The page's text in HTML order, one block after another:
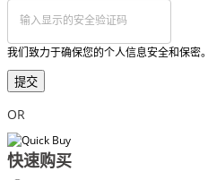
我们致力于确保您的个人信息安全和保密。
提交
OR
快速购买